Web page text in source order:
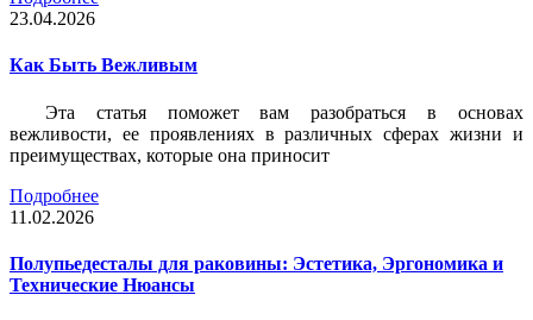
23.04.2026
Как Быть Вежливым
Эта статья поможет вам разобраться в основах
вежливости, ее проявлениях в различных сферах жизни и
преимуществах, которые она приносит
Подробнее
11.02.2026
Полупьедесталы для раковины: Эстетика, Эргономика и
Технические Нюансы